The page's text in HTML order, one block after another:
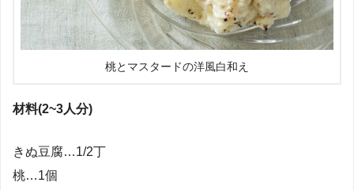
桃とマスタードの洋風白和え
材料(2~3人分)
きぬ豆腐…1/2丁
桃…1個